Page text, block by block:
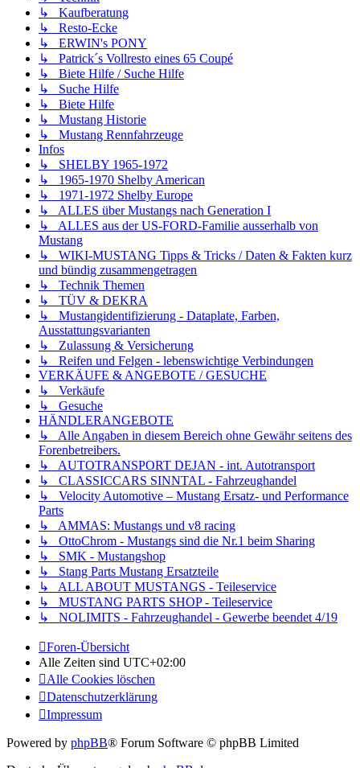
↳ Kaufberatung
↳ Resto-Ecke
↳ ERWIN's PONY
↳ Patrick´s Vollresto eines 65 Coupé
↳ Biete Hilfe / Suche Hilfe
↳ Suche Hilfe
↳ Biete Hilfe
↳ Mustang Historie
↳ Mustang Rennfahrzeuge
Infos
↳ SHELBY 1965-1972
↳ 1965-1970 Shelby American
↳ 1971-1972 Shelby Europe
↳ ALLES über Mustangs nach Generation I
↳ ALLES aus der US-FORD-Familie ausserhalb von
Mustang
↳ WIKI-MUSTANG Tipps & Tricks / Daten & Fakten kurz
und bündig zusammengetragen
↳ Technik Themen
↳ TÜV & DEKRA
↳ Mustangidentifizierung - Dataplate, Farben,
Ausstattungsvarianten
↳ Zulassung & Versicherung
↳ Reifen und Felgen - lebenswichtige Verbindungen
VERKÄUFE & ANGEBOTE / GESUCHE
↳ Verkäufe
↳ Gesuche
HÄNDLERANGEBOTE
↳ Alle Angaben in diesem Bereich ohne Gewähr seitens des
Forenbetreibers.
↳ AUTOTRANSPORT DEJAN - int. Autotransport
↳ CLASSICCARS SINNTAL - Fahrzeughandel
↳ Velocity Automotive – Mustang Ersatz- und Performance
Parts
↳ AMMAS: Mustangs und v8 racing
↳ OttoChrom - Mustangs sind die Nr.1 beim Sharing
↳ SMK - Mustangshop
↳ Stang Parts Mustang Ersatzteile
↳ ALL ABOUT MUSTANGS - Teileservice
↳ MUSTANG PARTS SHOP - Teileservice
↳ NOLIMITS - Fahrzeughandel - Gewerbe beendet 4/19
Foren-Übersicht
Alle Zeiten sind UTC+02:00
Alle Cookies löschen
Datenschutzerklärung
Impressum
Powered by phpBB® Forum Software © phpBB Limited